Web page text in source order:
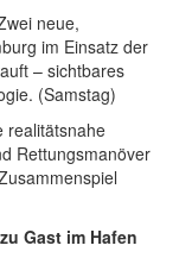
neue,
im Einsatz der
– sichtbares
(Samstag)
realitätsnahe
Rettungsmanöver
Gast im Hafen